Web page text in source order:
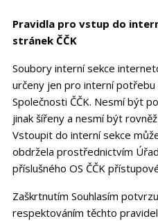
Pravidla pro vstup do
stránek ČČK
Soubory interní sekce
určeny jen pro interní potřebu
Společnosti ČČK. Nesmí být
jinak šířeny a nesmí být
Vstoupit do interní sekce
obdržela prostřednictvím
příslušného OS ČČK
Zaškrtnutím Souhlasím
respektováním těchto